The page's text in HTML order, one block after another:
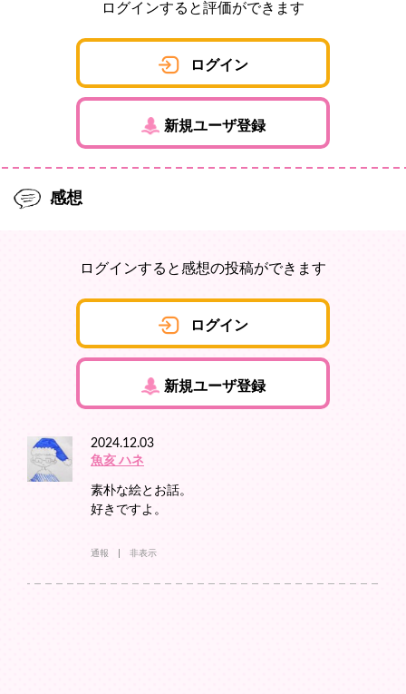
ログインすると評価ができます
ログイン
新規ユーザ登録
感想
ログインすると感想の投稿ができます
ログイン
新規ユーザ登録
2024.12.03
魚亥 ハネ
素朴な絵とお話。
好きですよ。
通報 非表示